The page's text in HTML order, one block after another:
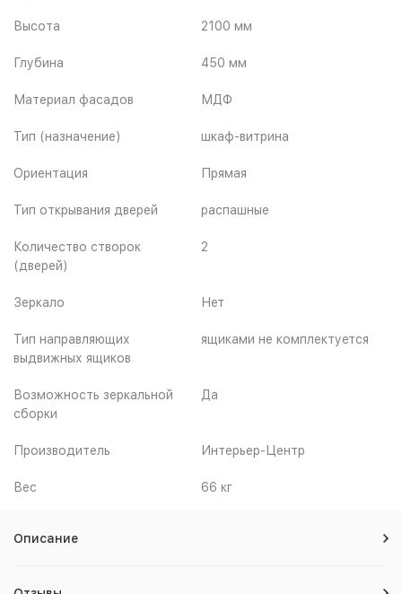
Высота 2100 мм
Глубина 450 мм
Материал фасадов МДФ
Тип (назначение) шкаф-витрина
Ориентация Прямая
Тип открывания дверей распашные
Количество створок
(дверей)
2
Зеркало Нет
Тип направляющих
выдвижных ящиков
ящиками не комплектуется
Возможность зеркальной
сборки
Да
Производитель Интерьер-Центр
Вес 66 кг
Описание